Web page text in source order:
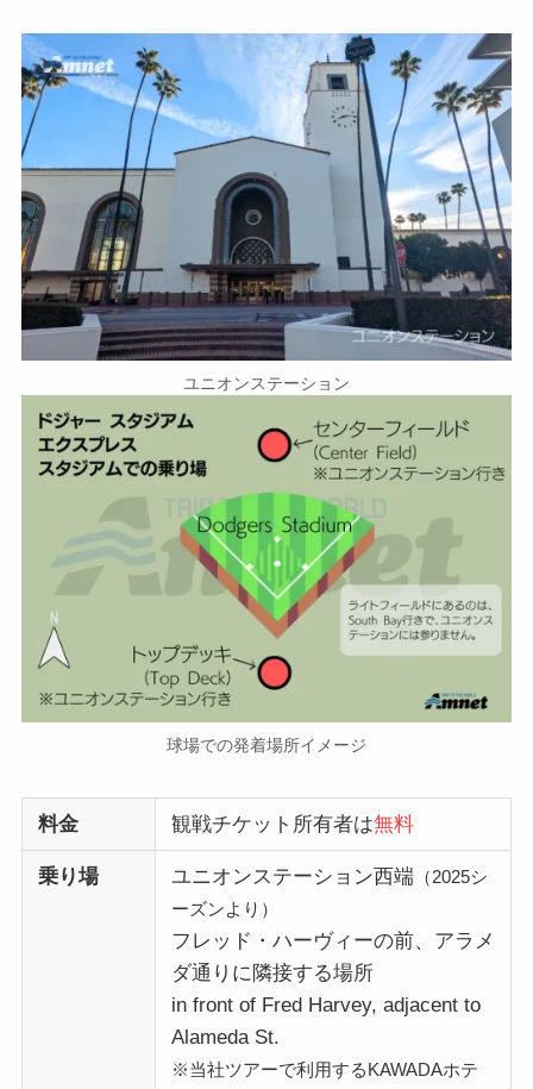
ユニオンステーション
球場での発着場所イメージ
料金 観戦チケット所有者は無料
乗り場 ユニオンステーション西端（2025シ
ーズンより）
フレッド・ハーヴィーの前、アラメ
ダ通りに隣接する場所
in front of Fred Harvey, adjacent to
Alameda St.
※当社ツアーで利用するKAWADAホテ